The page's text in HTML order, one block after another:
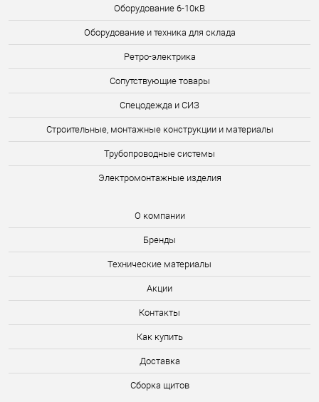
Оборудование 6-10кВ
Оборудование и техника для склада
Ретро-электрика
Сопутствующие товары
Спецодежда и СИЗ
Строительные, монтажные конструкции и материалы
Трубопроводные системы
Электромонтажные изделия
О компании
Бренды
Технические материалы
Акции
Контакты
Как купить
Доставка
Сборка щитов